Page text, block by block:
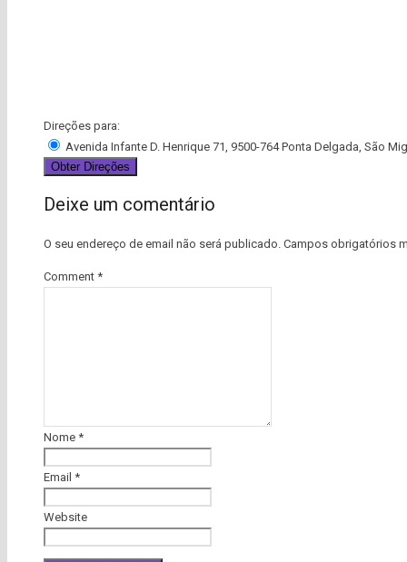
Direções para:
Avenida Infante D. Henrique 71, 9500-764 Ponta Delgada, São
Deixe um comentário
O seu endereço de email não será publicado. Campos obrigatórios
Comment *
Nome *
Email *
Website